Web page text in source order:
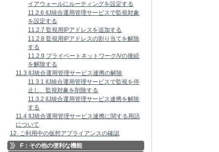
イアウォールにルーティングを設定する
11.2.6 IIJ統合運用管理サービスで監視対象
を設定する
11.2.7 監視用IPアドレスを追加する
11.2.8 監視用IPアドレスの割り当てを解除
する
11.2.9 プライベートネットワーク/Vの接続
を解除する
11.3 IIJ統合運用管理サービス連携の解除
11.3.1 IIJ統合運用管理サービスで監視を停
止し、監視対象を削除する
11.3.2 IIJ統合運用管理サービス連携を解除
する
11.4 IIJ統合運用管理サービス連携に関する用語
について
12. ご利用中の仮想アプライアンスの確認
F：その他の便利な機能